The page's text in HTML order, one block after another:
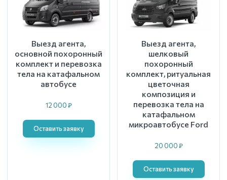
Выезд агента,
основной похоронный
комплект и перевозка
тела на катафальном
автобусе
12 000 ₽
Оставить заявку
Выезд агента,
шелковый
похоронный
комплект, ритуальная
цветочная
композиция и
перевозка тела на
катафальном
микроавтобусе Ford
20 000 ₽
Оставить заявку